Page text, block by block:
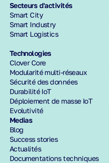
Secteurs d'activités
Smart City
Smart Industry
Smart Logistics
Technologies
Clover Core
Modularité multi-réseaux
Sécurité des données
Durabilité IoT
Déploiement de masse IoT
Evolutivité
Medias
Blog
Success stories
Actualités
Documentations techniques